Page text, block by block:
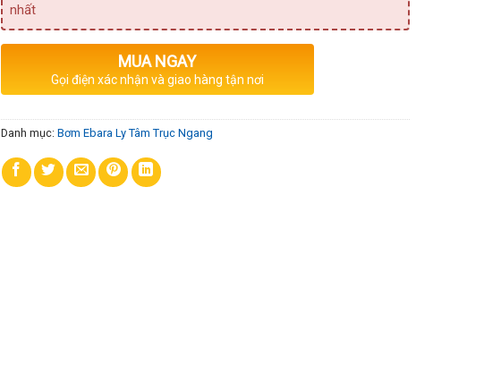
nhất
MUA NGAY
Gọi điện xác nhận và giao hàng tận nơi
Danh mục: Bơm Ebara Ly Tâm Trục Ngang